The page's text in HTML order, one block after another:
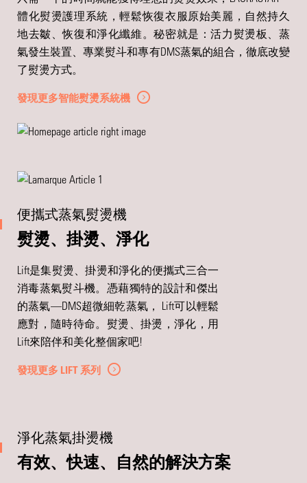
體化熨燙護理系統，輕鬆恢復衣服原始美麗，自然持久
地去皺、恢復和淨化纖維。秘密就是：活力熨燙板、蒸
氣發生裝置、專業熨斗和專有DMS蒸氣的組合，徹底改變
了熨燙方式。
發現更多智能熨燙系統機
便攜式蒸氣熨燙機
熨燙、掛燙、淨化
Lift是集熨燙、掛燙和淨化的便攜式三合一
消毒蒸氣熨斗機。憑藉獨特的設計和傑出
的蒸氣—DMS超微細乾蒸氣， Lift可以輕鬆
應對，隨時待命。熨燙、掛燙，淨化，用
Lift來陪伴和美化整個家吧!
發現更多 LIFT 系列
淨化蒸氣掛燙機
有效、快速、自然的解決方案